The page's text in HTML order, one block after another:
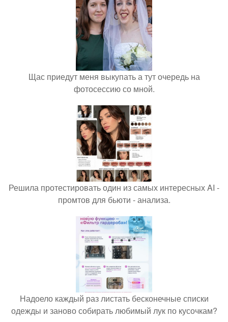
Щас приедут меня выкупать а тут очередь на
фотосессию со мной.
Решила протестировать один из самых интересных AI -
промтов для бьюти - анализа.
Надоело каждый раз листать бесконечные списки
одежды и заново собирать любимый лук по кусочкам?